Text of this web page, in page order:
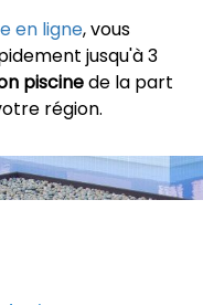
en ligne, vous
jusqu'à 3
piscinede la part
région.